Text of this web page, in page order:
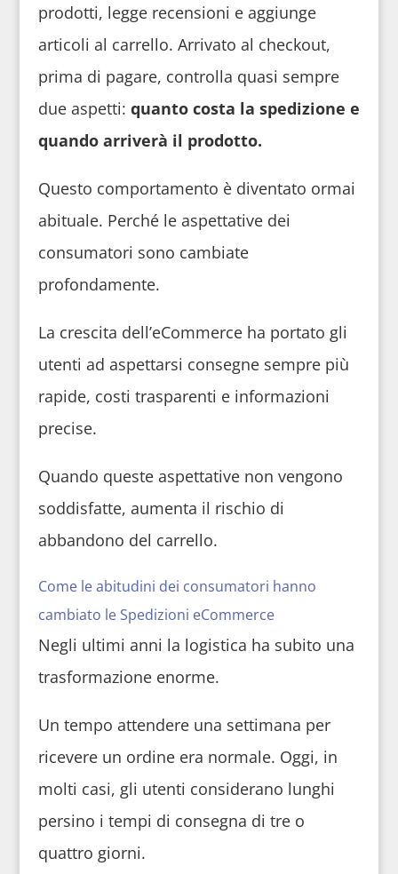
prodotti, legge recensioni e aggiunge
articoli al carrello. Arrivato al checkout,
prima di pagare, controlla quasi sempre
due aspetti: quanto costa la spedizione e
quando arriverà il prodotto.
Questo comportamento è diventato ormai
abituale. Perché le aspettative dei
consumatori sono cambiate
profondamente.
La crescita dell’eCommerce ha portato gli
utenti ad aspettarsi consegne sempre più
rapide, costi trasparenti e informazioni
precise.
Quando queste aspettative non vengono
soddisfatte, aumenta il rischio di
abbandono del carrello.
Come le abitudini dei consumatori hanno
cambiato le Spedizioni eCommerce
Negli ultimi anni la logistica ha subito una
trasformazione enorme.
Un tempo attendere una settimana per
ricevere un ordine era normale. Oggi, in
molti casi, gli utenti considerano lunghi
persino i tempi di consegna di tre o
quattro giorni.